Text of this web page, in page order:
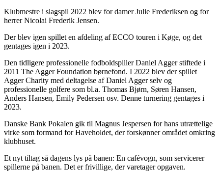
Klubmestre i slagspil 2022 blev for damer Julie Frederiksen og for
herrer Nicolai Frederik Jensen.
Der blev igen spillet en afdeling af ECCO touren i Køge, og det
gentages igen i 2023.
Den tidligere professionelle fodboldspiller Daniel Agger stiftede i
2011 The Agger Foundation børnefond. I 2022 blev der spillet
Agger Charity med deltagelse af Daniel Agger selv og
professionelle golfere som bl.a. Thomas Bjørn, Søren Hansen,
Anders Hansen, Emily Pedersen osv. Denne turnering gentages i
2023.
Danske Bank Pokalen gik til Magnus Jespersen for hans utrættelige
virke som formand for Haveholdet, der forskønner området omkring
klubhuset.
Et nyt tiltag så dagens lys på banen: En cafévogn, som servicerer
spillerne på banen. Det er frivillige, der varetager opgaven.